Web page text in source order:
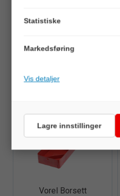
900 mm - 14mm
Quick View+
Vorel Borsett
Statistiske
Markedsføring
Vis detaljer
Lagre innstillinger